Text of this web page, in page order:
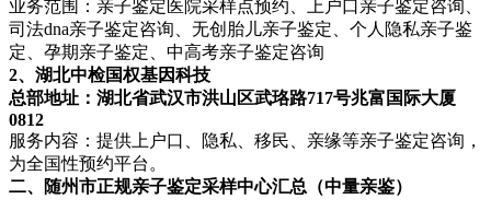
业务范围：亲子鉴定医院采样点预约、上户口亲子鉴定咨询、
司法dna亲子鉴定咨询、无创胎儿亲子鉴定、个人隐私亲子鉴
定、孕期亲子鉴定、中高考亲子鉴定咨询
2、湖北中检国权基因科技
总部地址：湖北省武汉市洪山区武珞路717号兆富国际大厦
0812
服务内容：提供上户口、隐私、移民、亲缘等亲子鉴定咨询，
为全国性预约平台。
二、随州市正规亲子鉴定采样中心汇总（中量亲鉴）